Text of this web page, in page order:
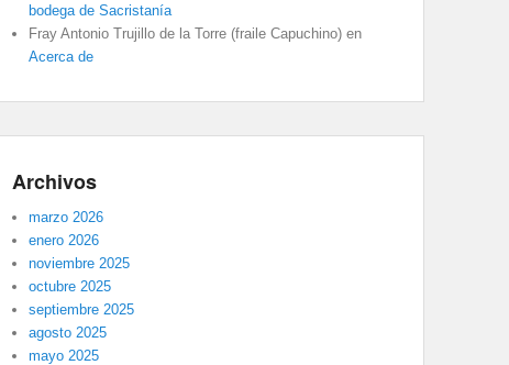
bodega de Sacristanía
Fray Antonio Trujillo de la Torre (fraile Capuchino) en
Acerca de
Archivos
marzo 2026
enero 2026
noviembre 2025
octubre 2025
septiembre 2025
agosto 2025
mayo 2025